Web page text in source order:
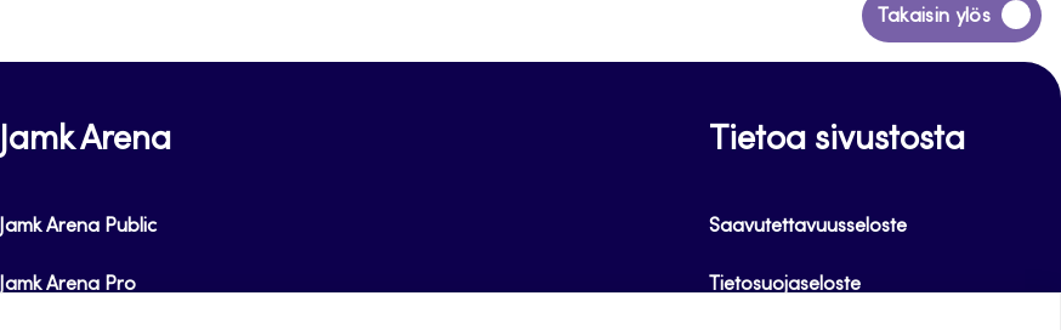
Takaisin ylös
Siirry
takaisin
Jamk Arena
Jamk Arena Public
Jamk Arena Pro
Tietoa sivustosta
Saavutettavuusseloste
Tietosuojaseloste